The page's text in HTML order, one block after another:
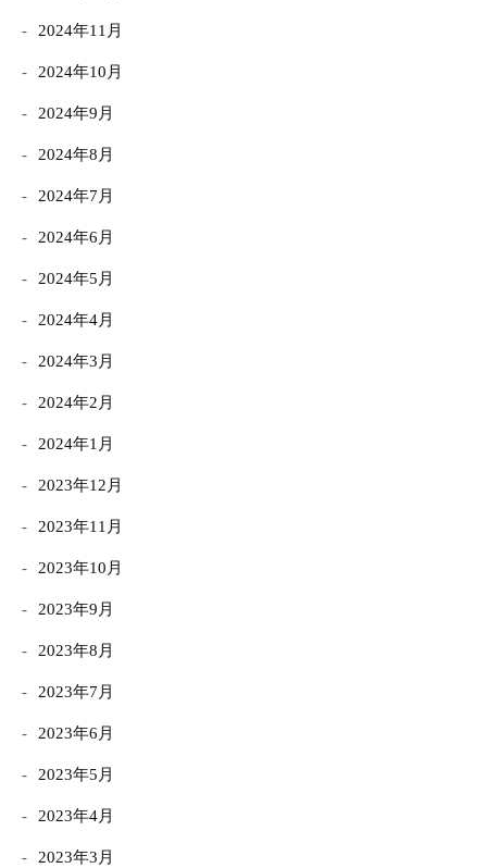
2024年11月
2024年10月
2024年9月
2024年8月
2024年7月
2024年6月
2024年5月
2024年4月
2024年3月
2024年2月
2024年1月
2023年12月
2023年11月
2023年10月
2023年9月
2023年8月
2023年7月
2023年6月
2023年5月
2023年4月
2023年3月